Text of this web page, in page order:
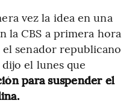
vez la idea en una
la CBS a primera hora
senador republicano
el lunes que
para suspender el